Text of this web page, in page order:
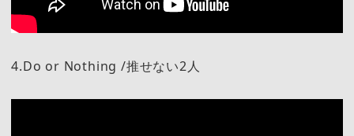
4.Do or Nothing /推せない2人